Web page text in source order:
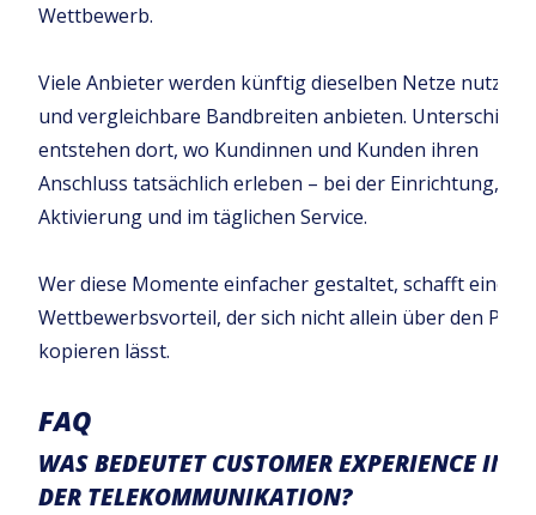
Wettbewerb.
Viele Anbieter werden künftig dieselben Netze nutzen
und vergleichbare Bandbreiten anbieten. Unterschiede
entstehen dort, wo Kundinnen und Kunden ihren
Anschluss tatsächlich erleben – bei der Einrichtung, der
Aktivierung und im täglichen Service.
Wer diese Momente einfacher gestaltet, schafft einen
Wettbewerbsvorteil, der sich nicht allein über den Preis
kopieren lässt.
FAQ
WAS BEDEUTET CUSTOMER EXPERIENCE IN
DER TELEKOMMUNIKATION?